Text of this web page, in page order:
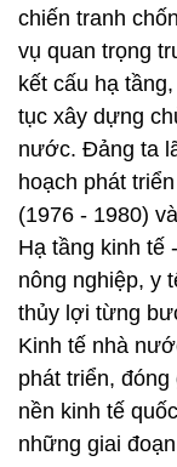
chiến tranh
vụ quan trọng
kết cấu hạ
tục xây dựng
nước. Đảng ta
hoạch phát
(1976 - 1980)
Hạ tầng kinh tế
nông nghiệp, y
thủy lợi từng
Kinh tế nhà
phát triển,
nền kinh tế
những giai